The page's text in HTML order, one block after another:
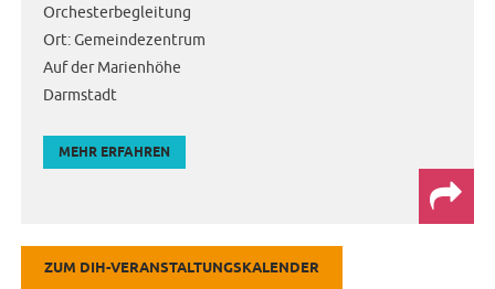
e
Orchesterbegleitung
Ort: Gemeindezentrum
Auf der Marienhöhe
Darmstadt
MEHR ERFAHREN
ZUM DIH-VERANSTALTUNGSKALENDER